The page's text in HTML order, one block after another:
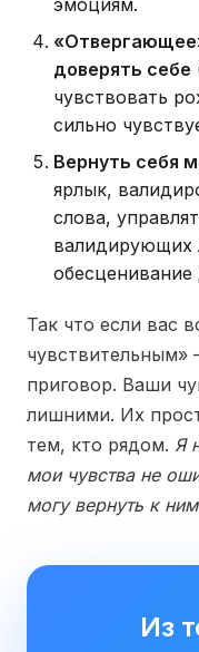
эмоциям.
доверять себе
чувствовать
сильно
Вернуть себя
ярлык,
слова,
валидирующих
обесценивание
Так что если вас
чувствительным»
приговор. Ваши
лишними. Их
тем, кто рядом. Я
мои чувства не
могу вернуть к
Из